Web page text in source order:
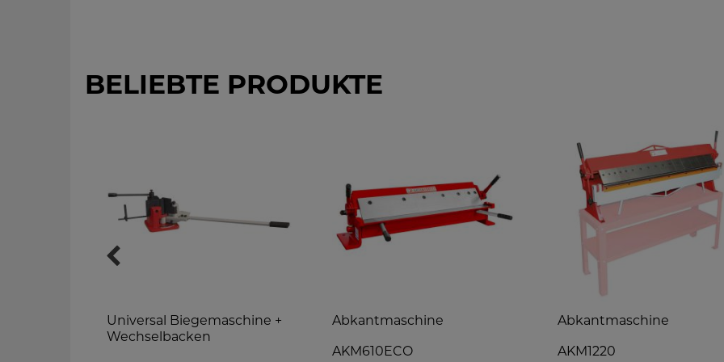
BELIEBTE PRODUKTE
Universal Biegemaschine +
Wechselbacken
Abkantmaschine
AKM610ECO
Abkantmaschine
AKM1220